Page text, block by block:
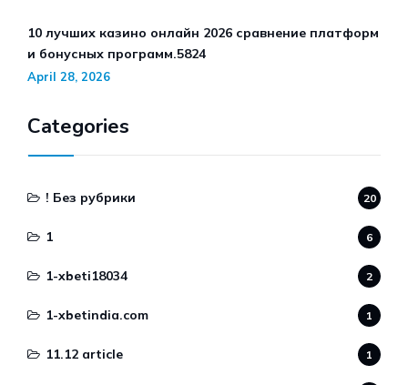
10 лучших казино онлайн 2026 сравнение платформ
и бонусных программ.5824
April 28, 2026
Categories
! Без рубрики 20
1 6
1-xbeti18034 2
1-xbetindia.com 1
11.12 article 1